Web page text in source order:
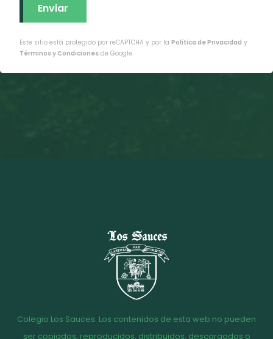
Este sitio está protegido por reCAPTCHA y por la Política de Privacidad y
Términos y Condiciones de Google.
Colegio Los Sauces. Los contenidos de esta web no pueden
ser copiados, reproducidos, distribuidos, descargados o